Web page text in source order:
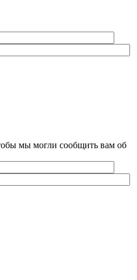
мы могли сообщить вам об